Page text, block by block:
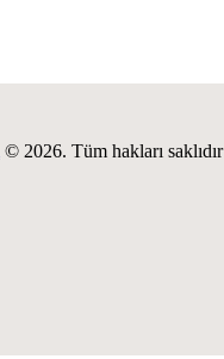
© 2026. Tüm hakları saklıdır